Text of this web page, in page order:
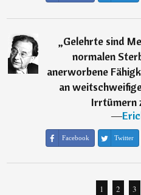
„Gelehrte sind
normalen
anerworbene
an
Irrtümern
―
Facebook Twitter
1 2 3